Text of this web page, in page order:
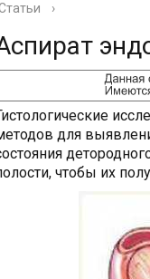
›
для
чтобы их